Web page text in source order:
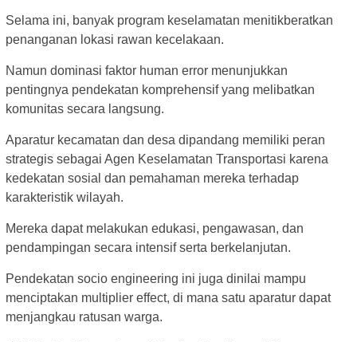
Selama ini, banyak program keselamatan menitikberatkan
penanganan lokasi rawan kecelakaan.
Namun dominasi faktor human error menunjukkan
pentingnya pendekatan komprehensif yang melibatkan
komunitas secara langsung.
Aparatur kecamatan dan desa dipandang memiliki peran
strategis sebagai Agen Keselamatan Transportasi karena
kedekatan sosial dan pemahaman mereka terhadap
karakteristik wilayah.
Mereka dapat melakukan edukasi, pengawasan, dan
pendampingan secara intensif serta berkelanjutan.
Pendekatan socio engineering ini juga dinilai mampu
menciptakan multiplier effect, di mana satu aparatur dapat
menjangkau ratusan warga.